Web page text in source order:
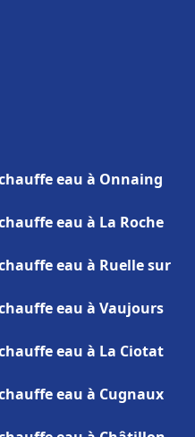
eau à Onnaing
eau à La Roche
eau à Ruelle sur
eau à Vaujours
eau à La Ciotat
eau à Cugnaux